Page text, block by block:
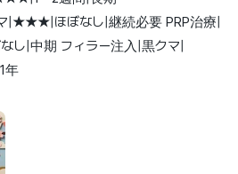
|★★★|ほぼなし|継続必要 PRP治療|
|中期 フィラー注入|黒クマ|
年